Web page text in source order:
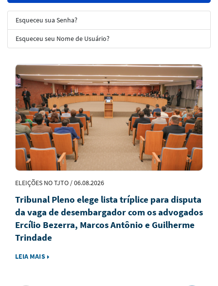
Esqueceu sua Senha?
Esqueceu seu Nome de Usuário?
Notícias
em
Destaque
ELEIÇÕES NO TJTO / 06.08.2026
Tribunal Pleno elege lista tríplice para disputa
da vaga de desembargador com os advogados
Ercílio Bezerra, Marcos Antônio e Guilherme
Trindade
LEIA MAIS